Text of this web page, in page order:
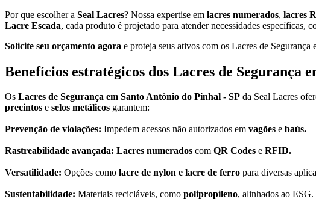
Por que escolher a Seal Lacres? Nossa expertise em lacres numerados, lacres
Lacre Escada, cada produto é projetado para atender necessidades específicas,
Solicite seu orçamento agora e proteja seus ativos com os Lacres de
Benefícios estratégicos dos Lacres de Segurança
Os Lacres de Segurança em Santo Antônio do Pinhal - SP da Seal Lacres
precintos e selos metálicos garantem:
Prevenção de violações: Impedem acessos não autorizados em vagões e baús.
Rastreabilidade avançada: Lacres numerados com QR Codes e RFID.
Versatilidade: Opções como lacre de nylon e lacre de ferro para diversas
Sustentabilidade: Materiais recicláveis, como polipropileno, alinhados ao ESG.